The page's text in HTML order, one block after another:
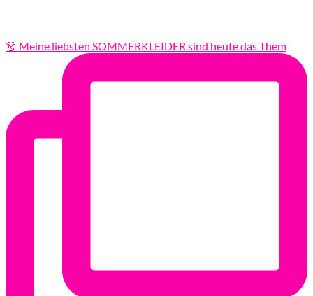
👗 Meine liebsten SOMMERKLEIDER sind heute das Them